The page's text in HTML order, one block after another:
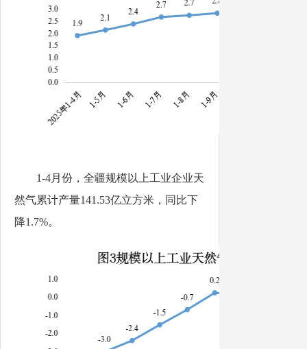
1-4月份 ，全疆规模以上工业企业天
然气累计产量141.53亿立方米，同比下
降1.7%。